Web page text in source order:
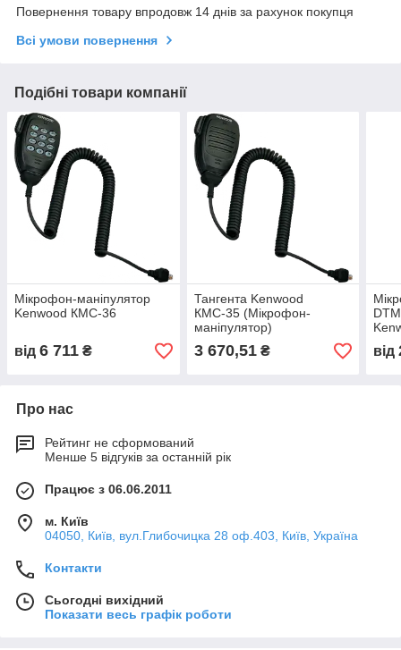
Повернення товару впродовж 14 днів за рахунок покупця
Всі умови повернення
Подібні товари компанії
Мікрофон-маніпулятор
Kenwood КМС-36
від 6 711 ₴
Тангента Kenwood
КМС-35 (Мікрофон-
маніпулятор)
3 670,51₴ від
Про нас
Рейтинг не сформований
Менше 5 відгуків за останній рік
Працює з 06.06.2011
м. Київ
04050, Київ, вул.Глибочицка 28 оф.403, Київ, Україна
Контакти
Сьогодні вихідний
Показати весь графік роботи